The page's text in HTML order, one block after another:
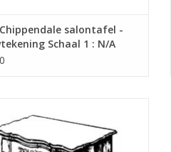
salontafel -
Schaal 1 : N/A
Schaal 1 : N/A (45.40.011)
AAN WINKELWAGEN